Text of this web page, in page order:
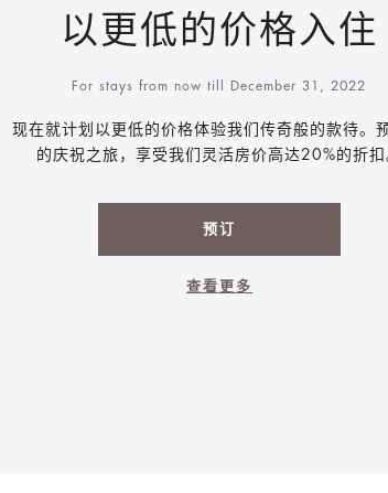
以更低的价格入住
For stays from now till December 31, 2022
现在就计划以更低的价格体验我们传奇般的款待。
的庆祝之旅，享受我们灵活房价高达20%的折扣
预订
查看更多